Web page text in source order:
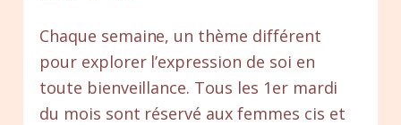
Chaque semaine, un thème différent
pour explorer l’expression de soi en
toute bienveillance. Tous les 1er mardi
du mois sont réservé aux femmes cis et